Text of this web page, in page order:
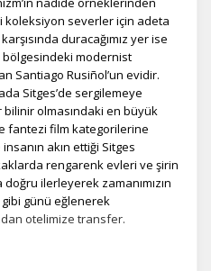
reklamlar göstermek için
görmeye devam
olabilirler.
Kaydet
koleksiyon severler için adeta
duracağımız yer ise
bölgesindeki modernist
Santiago Rusiñol’un evidir.
Sitges’de sergilemeye
olmasındaki en büyük
fantezi film kategorilerine
akın ettiği Sitges
rengarenk evleri ve şirin
ilerleyerek zamanımızın
günü eğlenerek
otelimize transfer.